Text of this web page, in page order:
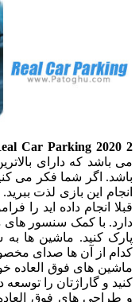
Car Parking 2020 2
می باشد که دارای
باشد. اگر شما فکر می
انجام این بازی لذت
قبلا انجام داده اید را
دارد. با کمک سنسور های
پارک کنید. ماشین ها
کدام از آن ها صدای
ماشین های فوق العاده
کنید و گاراژتان را
و طراحی های فوق العاده